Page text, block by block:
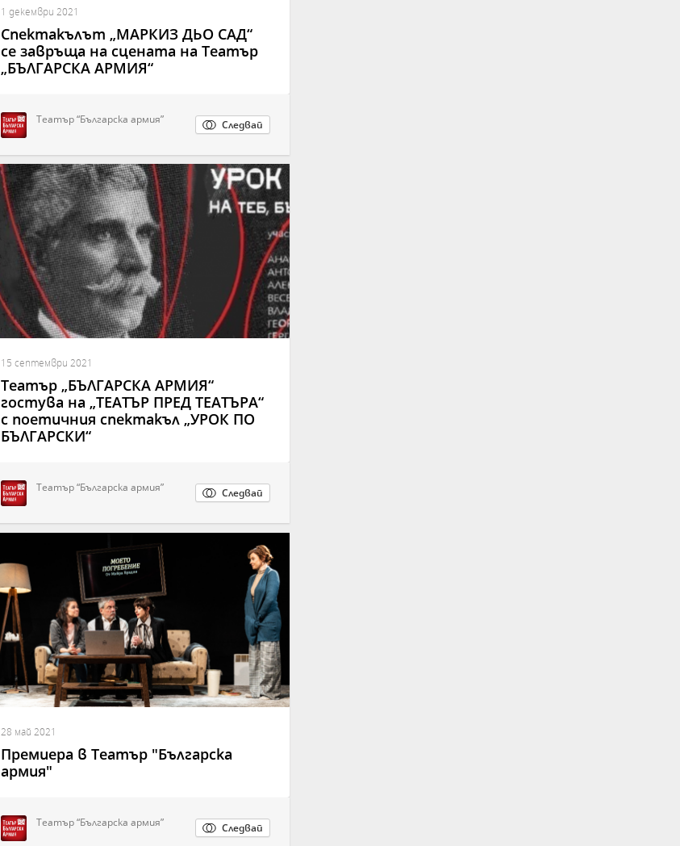
1 декември 2021
Спектакълът „МАРКИЗ ДЬО САД“
се завръща на сцената на Театър
„БЪЛГАРСКА АРМИЯ“
Следвай
Театър “Българска армия”
15 септември 2021
Театър „БЪЛГАРСКА АРМИЯ“
гостува на „ТЕАТЪР ПРЕД ТЕАТЪРА“
с поетичния спектакъл „УРОК ПО
БЪЛГАРСКИ“
Следвай
Театър “Българска армия”
28 май 2021
Премиера в Театър "Българска
армия"
Следвай
Театър “Българска армия”